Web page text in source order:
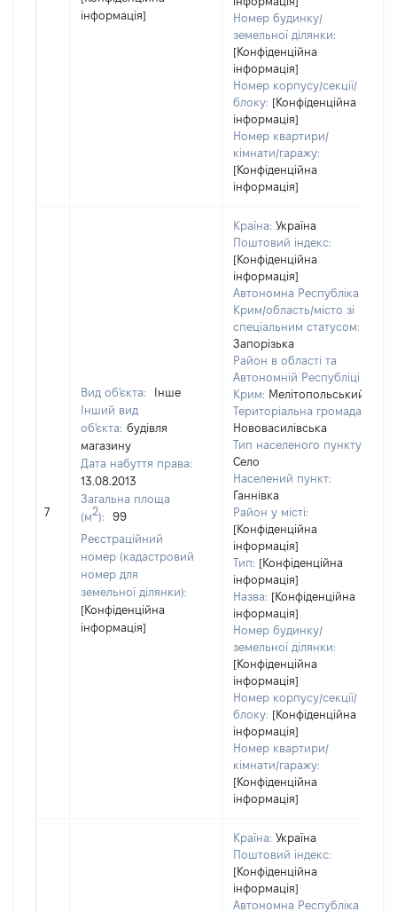
інформація]
Номер будинку/
земельної ділянки:
[Конфіденційна
інформація]
Номер корпусу/секції/
блоку: [Конфіденційна
інформація]
Номер квартири/
кімнати/гаражу:
[Конфіденційна
інформація]
7
Вид об'єкта:
Інше
Інший вид
об'єкта: будівля
магазину
Дата набуття права:
13.08.2013
Загальна площа
(м2):
99
Реєстраційний
номер (кадастровий
номер для
земельної ділянки):
[Конфіденційна
інформація]
Країна: Україна
Поштовий індекс:
[Конфіденційна
інформація]
Автономна Республіка
Крим/область/місто зі
спеціальним статусом:
Запорізька
Район в області та
Автономній Республіці
Крим: Мелітопольський
Територіальна громада:
Нововасилівська
Тип населеного пункту:
Село
Населений пункт:
Ганнівка
Район у місті:
[Конфіденційна
інформація]
Тип: [Конфіденційна
інформація]
Назва: [Конфіденційна
інформація]
Номер будинку/
земельної ділянки:
[Конфіденційна
інформація]
Номер корпусу/секції/
блоку: [Конфіденційна
інформація]
Номер квартири/
кімнати/гаражу:
[Конфіденційна
інформація]
Країна: Україна
Поштовий індекс:
[Конфіденційна
інформація]
Автономна Республіка